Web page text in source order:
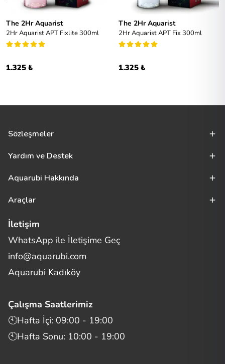
The 2Hr Aquarist
2Hr Aquarist APT Fixlite 300ml
1.325 ₺
The 2Hr Aquarist
2Hr Aquarist APT Fix 300ml
1.325 ₺
Sözleşmeler
Yardım ve Destek
Aquarubi Hakkında
Araçlar
İletişim
WhatsApp ile İletişime Geç
info@aquarubi.com
Aquarubi Kadıköy
Çalışma Saatlerimiz
🕙Hafta İçi: 09:00 - 19:00
🕙Hafta Sonu: 10:00 - 19:00
Merhaba! Size nasıl yardımcı
olabilirim?
Bilgi
Müşteri Destek